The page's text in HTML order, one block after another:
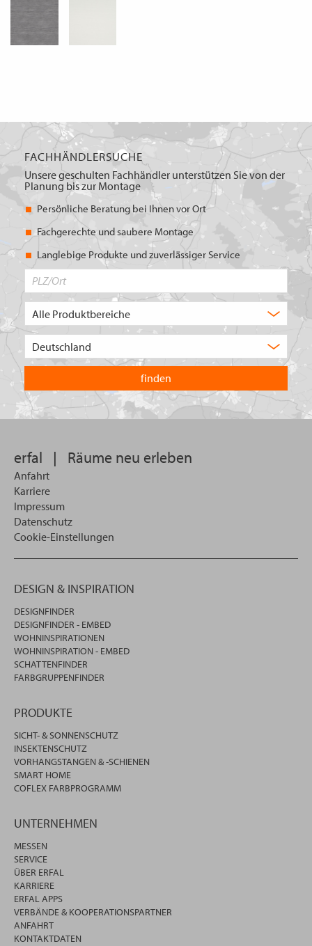
FACHHÄNDLERSUCHE
Unsere geschulten Fachhändler unterstützen Sie von der
Planung bis zur Montage
Persönliche Beratung bei Ihnen vor Ort
Fachgerechte und saubere Montage
Langlebige Produkte und zuverlässiger Service
in
welchem
Land
Sie
suchen
erfal | Räume neu erleben
Anfahrt
Karriere
Impressum
Datenschutz
Cookie-Einstellungen
DESIGN & INSPIRATION
DESIGNFINDER
DESIGNFINDER - EMBED
WOHNINSPIRATIONEN
WOHNINSPIRATION - EMBED
SCHATTENFINDER
FARBGRUPPENFINDER
PRODUKTE
SICHT- & SONNENSCHUTZ
INSEKTENSCHUTZ
VORHANGSTANGEN & -SCHIENEN
SMART HOME
COFLEX FARBPROGRAMM
UNTERNEHMEN
MESSEN
SERVICE
ÜBER ERFAL
KARRIERE
ERFAL APPS
VERBÄNDE & KOOPERATIONSPARTNER
ANFAHRT
KONTAKTDATEN